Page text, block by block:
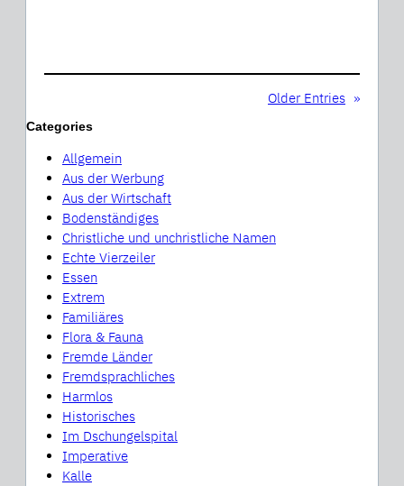
Older Entries »
Categories
Allgemein
Aus der Werbung
Aus der Wirtschaft
Bodenständiges
Christliche und unchristliche Namen
Echte Vierzeiler
Essen
Extrem
Familiäres
Flora & Fauna
Fremde Länder
Fremdsprachliches
Harmlos
Historisches
Im Dschungelspital
Imperative
Kalle